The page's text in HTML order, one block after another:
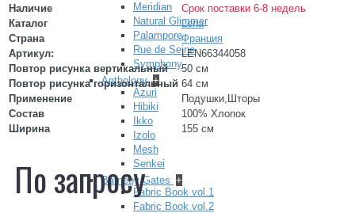
Meridian
Natural Glimmer
Palampore
Rue de Seine
Symphony
Anthology +
Azuri
Hibiki
Ikko
Izolo
Mesh
Senkei
Barneby Gates +
Fabric Book vol.1
Fabric Book vol.2
Наличие
Срок поставки 6-8 недель
Каталог
Lena
Страна
Франция
Артикул:
LEN66344058
Повтор рисунка вертикальный
50 см
Повтор рисунка горизонтальный 64 см
Применение
Подушки,Шторы
Состав
100% Хлопок
Ширина
155 см
По запросу